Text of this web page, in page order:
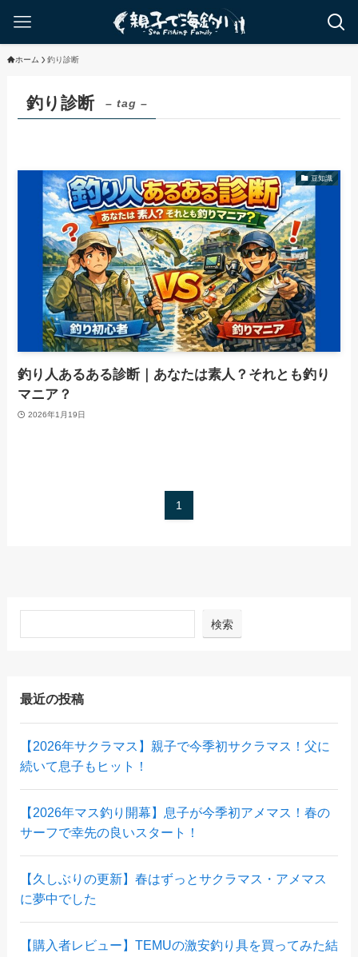
ホーム 釣り診断
釣り診断 – tag –
豆知識
釣り人あるある診断｜あなたは素人？それとも釣り
マニア？
2026年1月19日
1
検索
最近の投稿
【2026年サクラマス】親子で今季初サクラマス！父に
続いて息子もヒット！
【2026年マス釣り開幕】息子が今季初アメマス！春の
サーフで幸先の良いスタート！
【久しぶりの更新】春はずっとサクラマス・アメマス
に夢中でした
【購入者レビュー】TEMUの激安釣り具を買ってみた結